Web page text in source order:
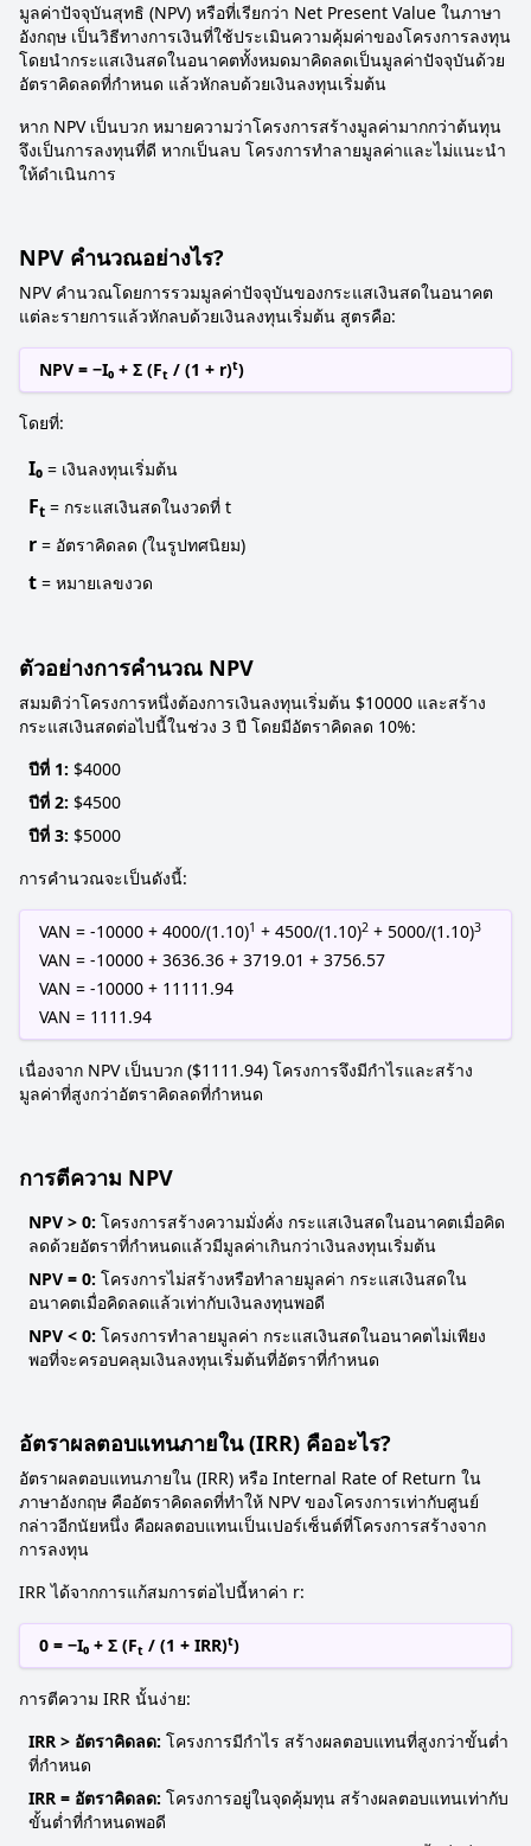
มูลค่าปัจจุบันสุทธิ (NPV) หรือที่เรียกว่า Net Present Value ในภาษา
อังกฤษ เป็นวิธีทางการเงินที่ใช้ประเมินความคุ้มค่าของโครงการลงทุน
โดยนำกระแสเงินสดในอนาคตทั้งหมดมาคิดลดเป็นมูลค่าปัจจุบันด้วย
อัตราคิดลดที่กำหนด แล้วหักลบด้วยเงินลงทุนเริ่มต้น
หาก NPV เป็นบวก หมายความว่าโครงการสร้างมูลค่ามากกว่าต้นทุน
จึงเป็นการลงทุนที่ดี หากเป็นลบ โครงการทำลายมูลค่าและไม่แนะนำ
ให้ดำเนินการ
NPV คำนวณอย่างไร?
NPV คำนวณโดยการรวมมูลค่าปัจจุบันของกระแสเงินสดในอนาคต
แต่ละรายการแล้วหักลบด้วยเงินลงทุนเริ่มต้น สูตรคือ:
NPV = −I₀ + Σ (Ft / (1 + r)t)
โดยที่:
I₀ = เงินลงทุนเริ่มต้น
Ft = กระแสเงินสดในงวดที่ t
r = อัตราคิดลด (ในรูปทศนิยม)
t = หมายเลขงวด
ตัวอย่างการคำนวณ NPV
สมมติว่าโครงการหนึ่งต้องการเงินลงทุนเริ่มต้น $10000 และสร้าง
กระแสเงินสดต่อไปนี้ในช่วง 3 ปี โดยมีอัตราคิดลด 10%:
ปีที่ 1: $4000
ปีที่ 2: $4500
ปีที่ 3: $5000
การคำนวณจะเป็นดังนี้:
VAN = -10000 + 4000/(1.10)1 + 4500/(1.10)2 + 5000/(1.10)3
VAN = -10000 + 3636.36 + 3719.01 + 3756.57
VAN = -10000 + 11111.94
VAN = 1111.94
เนื่องจาก NPV เป็นบวก ($1111.94) โครงการจึงมีกำไรและสร้าง
มูลค่าที่สูงกว่าอัตราคิดลดที่กำหนด
การตีความ NPV
NPV > 0: โครงการสร้างความมั่งคั่ง กระแสเงินสดในอนาคตเมื่อคิด
ลดด้วยอัตราที่กำหนดแล้วมีมูลค่าเกินกว่าเงินลงทุนเริ่มต้น
NPV = 0: โครงการไม่สร้างหรือทำลายมูลค่า กระแสเงินสดใน
อนาคตเมื่อคิดลดแล้วเท่ากับเงินลงทุนพอดี
NPV < 0: โครงการทำลายมูลค่า กระแสเงินสดในอนาคตไม่เพียง
พอที่จะครอบคลุมเงินลงทุนเริ่มต้นที่อัตราที่กำหนด
อัตราผลตอบแทนภายใน (IRR) คืออะไร?
อัตราผลตอบแทนภายใน (IRR) หรือ Internal Rate of Return ใน
ภาษาอังกฤษ คืออัตราคิดลดที่ทำให้ NPV ของโครงการเท่ากับศูนย์
กล่าวอีกนัยหนึ่ง คือผลตอบแทนเป็นเปอร์เซ็นต์ที่โครงการสร้างจาก
การลงทุน
IRR ได้จากการแก้สมการต่อไปนี้หาค่า r:
0 = −I₀ + Σ (Ft / (1 + IRR)t)
การตีความ IRR นั้นง่าย:
IRR > อัตราคิดลด: โครงการมีกำไร สร้างผลตอบแทนที่สูงกว่าขั้นต่ำ
ที่กำหนด
IRR = อัตราคิดลด: โครงการอยู่ในจุดคุ้มทุน สร้างผลตอบแทนเท่ากับ
ขั้นต่ำที่กำหนดพอดี